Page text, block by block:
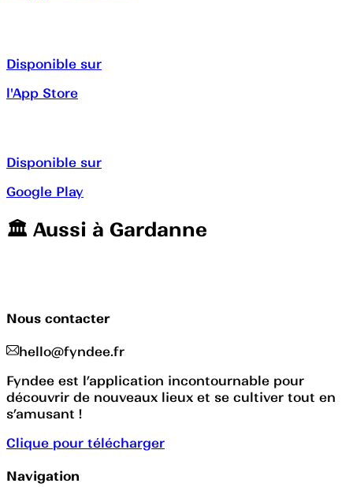
Disponible sur
l'App Store
Disponible sur
Google Play
🏛️️ Aussi à Gardanne
Nous contacter
hello@fyndee.fr
Fyndee est l’application incontournable pour
découvrir de nouveaux lieux et se cultiver tout en
s’amusant !
Clique pour télécharger
Navigation